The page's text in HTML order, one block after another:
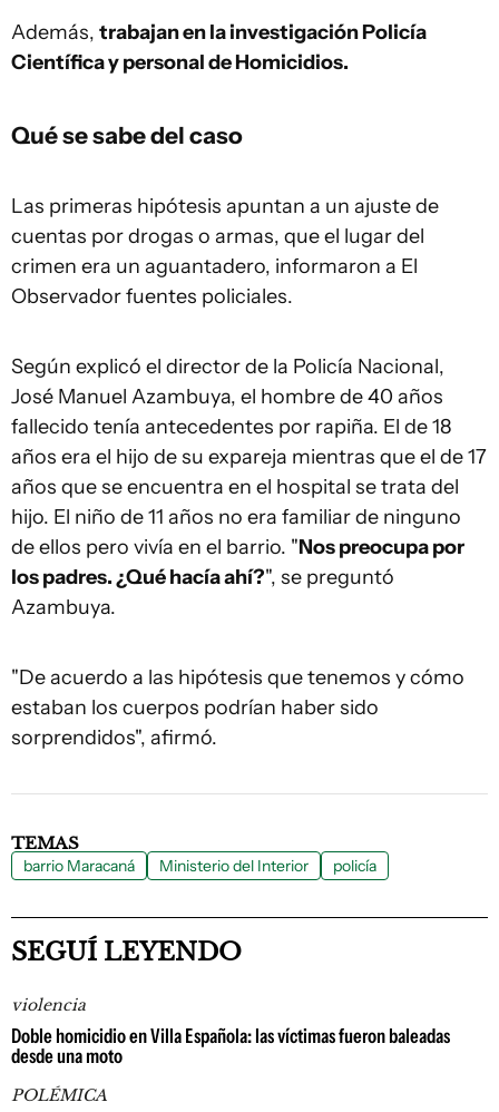
Además, trabajan en la investigación Policía
Científica y personal de Homicidios.
Qué se sabe del caso
Las primeras hipótesis apuntan a un ajuste de
cuentas por drogas o armas, que el lugar del
crimen era un aguantadero, informaron a El
Observador fuentes policiales.
Según explicó el director de la Policía Nacional,
José Manuel Azambuya, el hombre de 40 años
fallecido tenía antecedentes por rapiña. El de 18
años era el hijo de su expareja mientras que el de 17
años que se encuentra en el hospital se trata del
hijo. El niño de 11 años no era familiar de ninguno
de ellos pero vivía en el barrio. "Nos preocupa por
los padres. ¿Qué hacía ahí?", se preguntó
Azambuya.
"De acuerdo a las hipótesis que tenemos y cómo
estaban los cuerpos podrían haber sido
sorprendidos", afirmó.
TEMAS
barrio Maracaná Ministerio del Interior policía
SEGUÍ LEYENDO
violencia
Doble homicidio en Villa Española: las víctimas fueron baleadas
desde una moto
POLÉMICA